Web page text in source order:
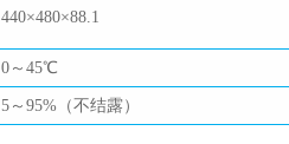
440×480×88.1
0～45℃
5～95%（不结露）